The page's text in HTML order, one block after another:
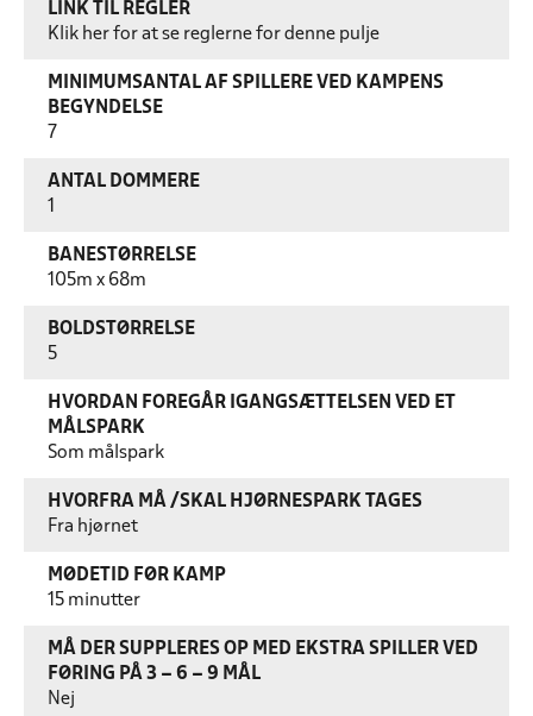
LINK TIL REGLER
Klik her for at se reglerne for denne pulje
MINIMUMSANTAL AF SPILLERE VED KAMPENS
BEGYNDELSE
7
ANTAL DOMMERE
BANESTØRRELSE
105m x 68m
BOLDSTØRRELSE
5
HVORDAN FOREGÅR IGANGSÆTTELSEN VED ET
MÅLSPARK
Som målspark
HVORFRA MÅ /SKAL HJØRNESPARK TAGES
Fra hjørnet
MØDETID FØR KAMP
15 minutter
MÅ DER SUPPLERES OP MED EKSTRA SPILLER VED
FØRING PÅ 3 – 6 – 9 MÅL
Nej